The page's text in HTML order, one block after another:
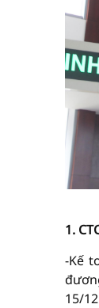
1.
-Kế
15/